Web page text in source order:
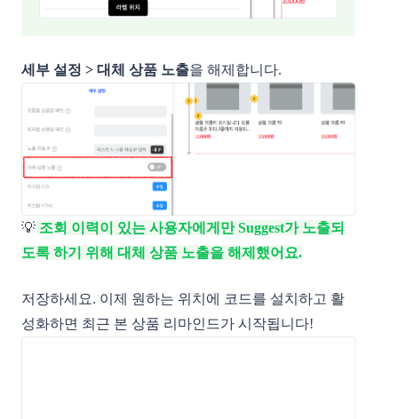
세부 설정 > 대체 상품 노출을 해제합니다.
💡 조회 이력이 있는 사용자에게만 Suggest가 노출되
도록 하기 위해 대체 상품 노출을 해제했어요.
저장하세요. 이제 원하는 위치에 코드를 설치하고 활
성화하면 최근 본 상품 리마인드가 시작됩니다!